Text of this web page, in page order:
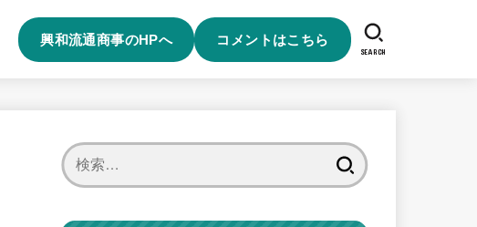
興和流通商事のHPへ コメントはこちら
SEARCH